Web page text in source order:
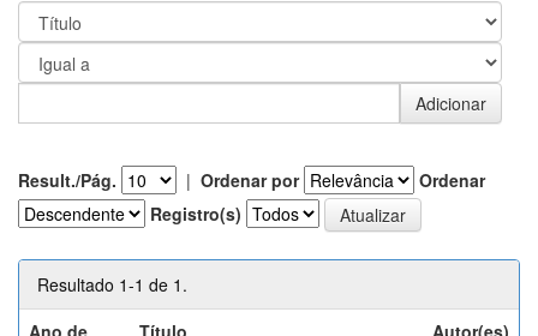
Result./Pág. | Ordenar por
Ordenar
Registro(s)
Resultado 1-1 de 1.
Ano de
Título Autor(es)